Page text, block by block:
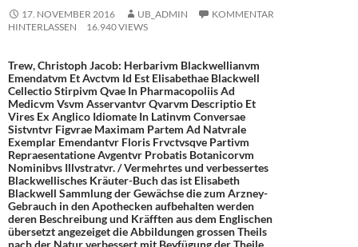
17. NOVEMBER 2016 UB_ADMIN
KOMMENTAR
HINTERLASSEN
16.940 VIEWS
Trew, Christoph Jacob: Herbarivm Blackwellianvm
Emendatvm Et Avctvm Id Est Elisabethae Blackwell
Cellectio Stirpivm Qvae In Pharmacopoliis Ad
Medicvm Vsvm Asservantvr Qvarvm Descriptio Et
Vires Ex Anglico Idiomate In Latinvm Conversae
Sistvntvr Figvrae Maximam Partem Ad Natvrale
Exemplar Emendantvr Floris Frvctvsqve Partivm
Repraesentatione Avgentvr Probatis Botanicorvm
Nominibvs Illvstratvr. / Vermehrtes und verbessertes
Blackwellisches Kräuter-Buch das ist Elisabeth
Blackwell Sammlung der Gewächse die zum Arzney-
Gebrauch in den Apothecken aufbehalten werden
deren Beschreibung und Kräfften aus dem Englischen
übersetzt angezeiget die Abbildungen grossen Theils